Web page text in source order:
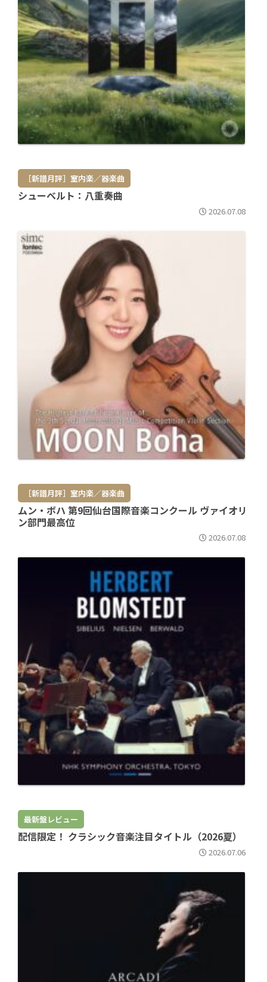
［新譜月評］室内楽／器楽曲
シューベルト：八重奏曲
2026.07.08
［新譜月評］室内楽／器楽曲
ムン・ボハ 第9回仙台国際音楽コンクール ヴァイオリ
ン部門最高位
2026.07.08
最新盤レビュー
配信限定！ クラシック音楽注目タイトル（2026夏）
2026.07.06